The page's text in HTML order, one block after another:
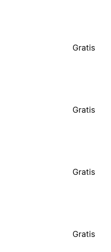
Gratis
Gratis
Gratis
Gratis